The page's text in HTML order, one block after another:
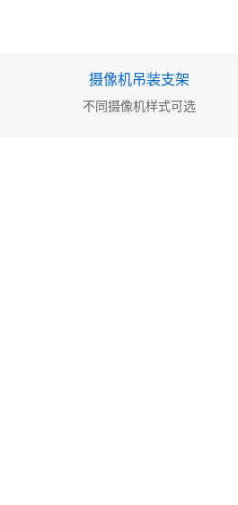
摄像机吊装支架
不同摄像机样式可选